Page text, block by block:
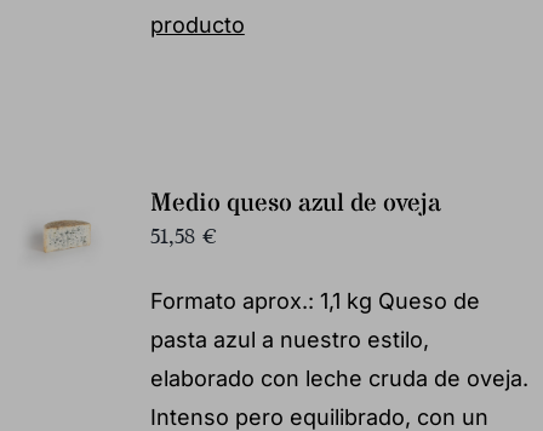
producto
Medio queso azul de oveja
51,58 €
Formato aprox.: 1,1 kg Queso de
pasta azul a nuestro estilo,
elaborado con leche cruda de oveja.
Intenso pero equilibrado, con un